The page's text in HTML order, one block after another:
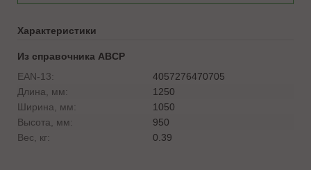
Характеристики
Из справочника ABCP
EAN-13:
4057276470705
Длина, мм:
1250
Ширина, мм:
1050
Высота, мм:
950
Вес, кг:
0.39